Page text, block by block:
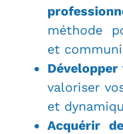
méthode
et
valoriser
et
Acquérir